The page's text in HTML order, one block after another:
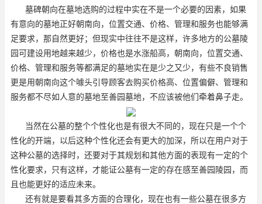
墓碑朝向在墓地选购的过程中实在不是一个必要的因素，如果
有意向的墓地正好朝南向，位置交通、价格、管理和服务也能够满
足要求，那自然更好；但现实中往往不是这样，许多地方的公墓陵
园可建设用地越来越少，价格也是水涨船高，朝南向，位置交通、
价格、管理和服务等都满足的墓地实在是少之又少，有些不良销售
更是用朝南向这个噱头引导顾客去购买价格高、位置偏僻、管理和
服务都不尽如人意的墓地至善园墓地，不应该被他们牵着鼻子走。
当然在公墓的整个个性化也是有很大不同的，现在只是一个个
性化的开端，以后这种个性化还会有更大的加深，所以在用户对于
这种公墓的选择时，还要对于其规划和其他方面的表现有一定的个
性化要求，只有这样，才能证公墓有一定的存在感至善园陵园 ，而
且也能更好的适应未来。
还有就是要看其多方面的合理化，现在也有一些公墓在很多方